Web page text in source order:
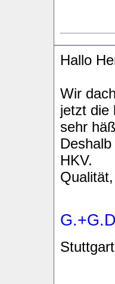
Hallo
Wir
jetzt die
sehr
HKV.
Stuttgart